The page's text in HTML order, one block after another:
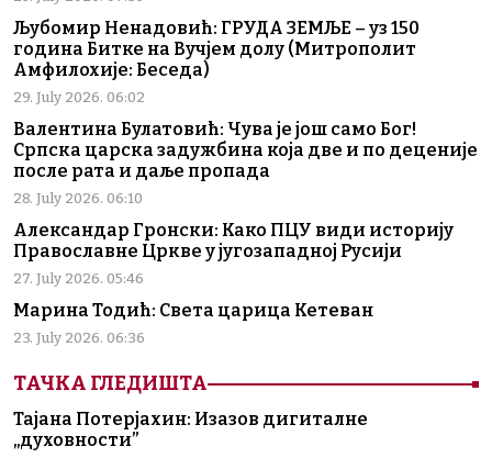
Љубомир Ненадовић: ГРУДА ЗЕМЉЕ – уз 150
година Битке на Вучјем долу (Митрополит
Амфилохије: Беседа)
29. July 2026. 06:02
Валентина Булатовић: Чува је још само Бог!
Српска царска задужбина која две и по деценије
после рата и даље пропада
28. July 2026. 06:10
Александар Гронски: Како ПЦУ види историју
Православне Цркве у југозападној Русији
27. July 2026. 05:46
Марина Тодић: Света царица Кетеван
23. July 2026. 06:36
ТАЧКА ГЛЕДИШТА
Тајана Потерјахин: Изазов дигиталне
„духовности”